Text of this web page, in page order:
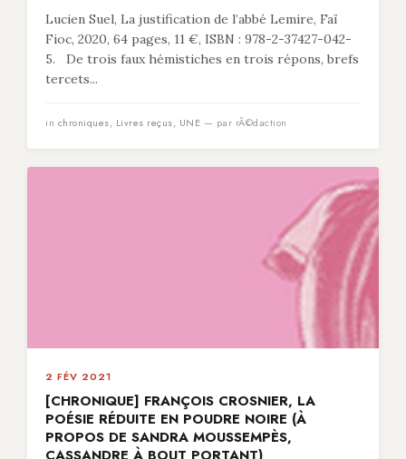
Lucien Suel, La justification de l’abbé Lemire, Faï
Fioc, 2020, 64 pages, 11 €, ISBN : 978-2-37427-042-
5. De trois faux hémistiches en trois répons, brefs
tercets...
in chroniques, Livres reçus, UNE — par rÃ©daction
2 FÉV 2021
[CHRONIQUE] FRANÇOIS CROSNIER, LA
POÉSIE RÉDUITE EN POUDRE NOIRE (À
PROPOS DE SANDRA MOUSSEMPÈS,